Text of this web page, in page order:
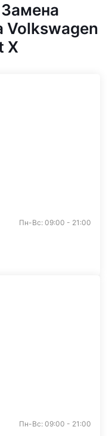
Volkswagen
X
Пн-Вс: 09:00 - 21:00
Пн-Вс: 09:00 - 21:00